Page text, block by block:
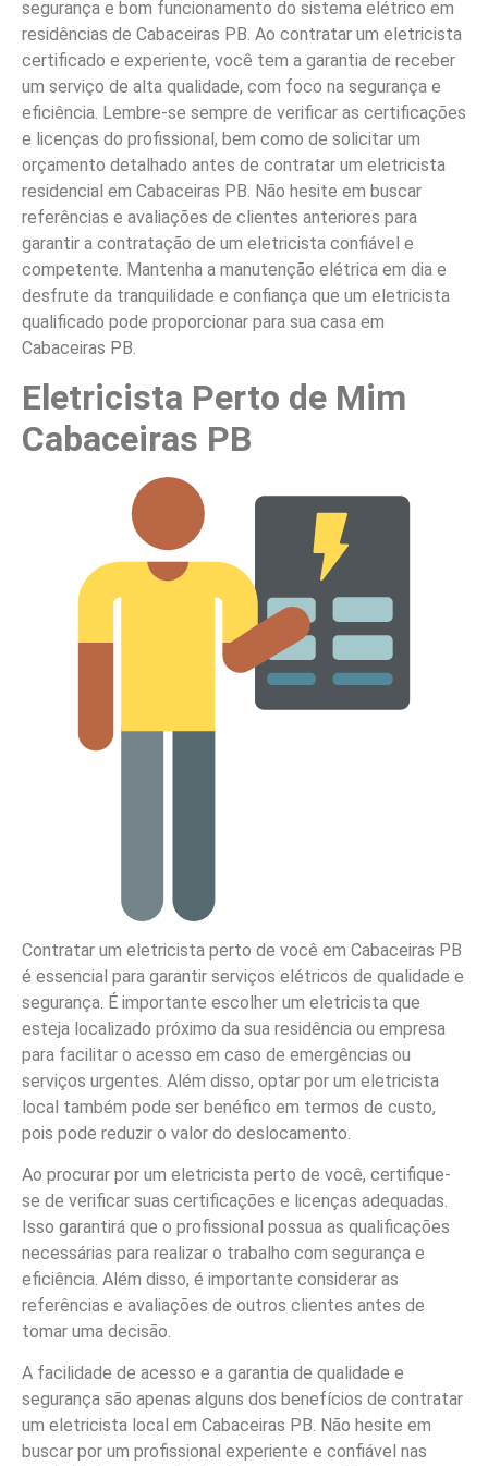
segurança e bom funcionamento do sistema elétrico em
residências de Cabaceiras PB. Ao contratar um eletricista
certificado e experiente, você tem a garantia de receber
um serviço de alta qualidade, com foco na segurança e
eficiência. Lembre-se sempre de verificar as certificações
e licenças do profissional, bem como de solicitar um
orçamento detalhado antes de contratar um eletricista
residencial em Cabaceiras PB. Não hesite em buscar
referências e avaliações de clientes anteriores para
garantir a contratação de um eletricista confiável e
competente. Mantenha a manutenção elétrica em dia e
desfrute da tranquilidade e confiança que um eletricista
qualificado pode proporcionar para sua casa em
Cabaceiras PB.
Eletricista Perto de Mim
Cabaceiras PB
Contratar um eletricista perto de você em Cabaceiras PB
é essencial para garantir serviços elétricos de qualidade e
segurança. É importante escolher um eletricista que
esteja localizado próximo da sua residência ou empresa
para facilitar o acesso em caso de emergências ou
serviços urgentes. Além disso, optar por um eletricista
local também pode ser benéfico em termos de custo,
pois pode reduzir o valor do deslocamento.
Ao procurar por um eletricista perto de você, certifique-
se de verificar suas certificações e licenças adequadas.
Isso garantirá que o profissional possua as qualificações
necessárias para realizar o trabalho com segurança e
eficiência. Além disso, é importante considerar as
referências e avaliações de outros clientes antes de
tomar uma decisão.
A facilidade de acesso e a garantia de qualidade e
segurança são apenas alguns dos benefícios de contratar
um eletricista local em Cabaceiras PB. Não hesite em
buscar por um profissional experiente e confiável nas